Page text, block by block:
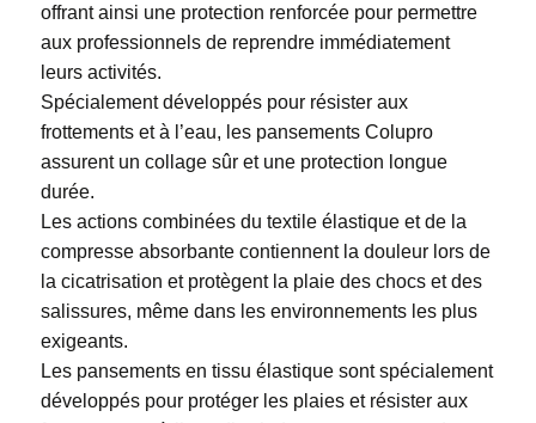
offrant ainsi une protection renforcée pour permettre
aux professionnels de reprendre immédiatement
leurs activités.
Spécialement développés pour résister aux
frottements et à l’eau, les pansements Colupro
assurent un collage sûr et une protection longue
durée.
Les actions combinées du textile élastique et de la
compresse absorbante contiennent la douleur lors de
la cicatrisation et protègent la plaie des chocs et des
salissures, même dans les environnements les plus
exigeants.
Les pansements en tissu élastique sont spécialement
développés pour protéger les plaies et résister aux